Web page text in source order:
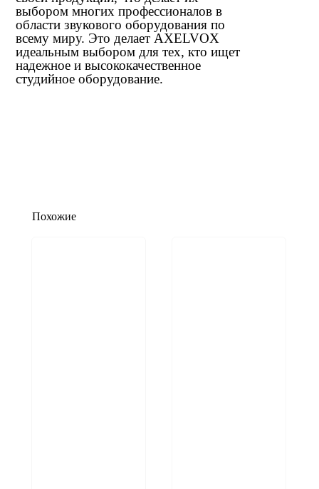
выбором многих профессионалов в
области звукового оборудования по
всему миру. Это делает AXELVOX
идеальным выбором для тех, кто ищет
надежное и высококачественное
студийное оборудование.
Похожие